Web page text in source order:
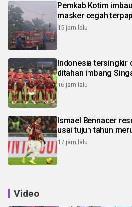
Pemkab Kotim
masker cegah
15 jam lalu
Indonesia tersingkir
ditahan imbang
16 jam lalu
Ismael Bennacer
usai tujuh tahun
17 jam lalu
Video